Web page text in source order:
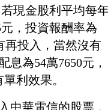
現金股利平均每
，投資報酬率為
再投入，當然沒有
息為54萬7650元，
利效果。
中華電信的股票，